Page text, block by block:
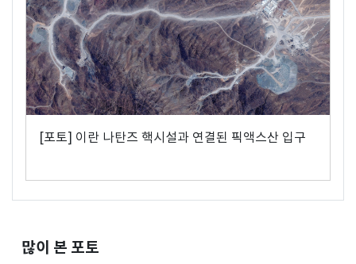
[포토] 이란 나탄즈 핵시설과 연결된 픽액스산 입구
많이 본 포토